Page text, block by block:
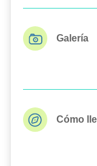
Galería
Cómo